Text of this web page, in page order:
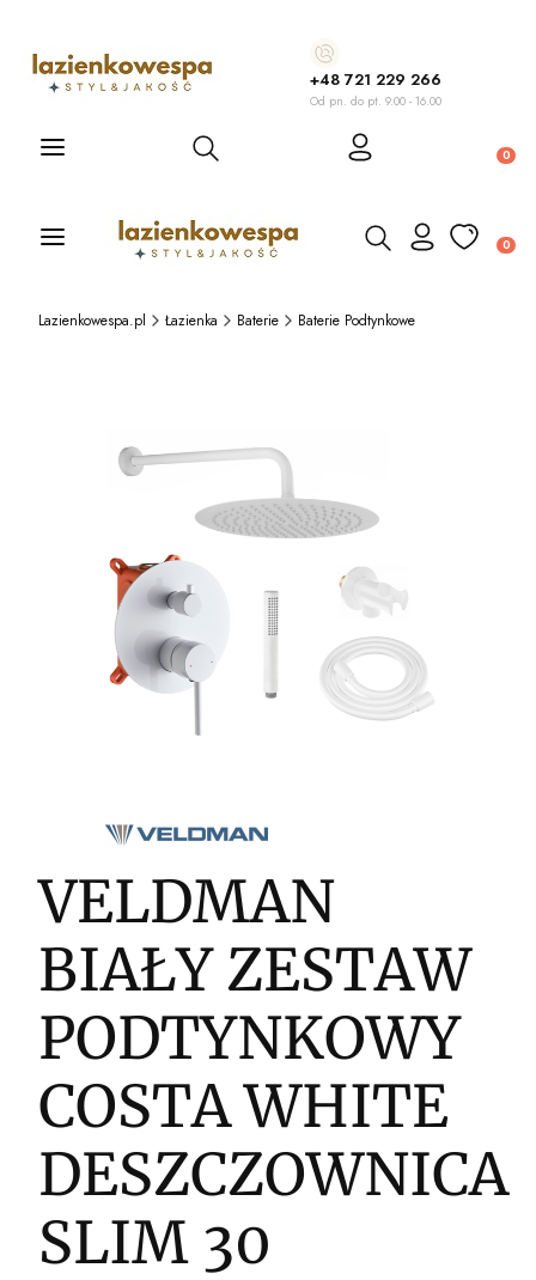
+48 721 229 266
Od pn. do pt. 9.00 - 16.00
Otwórz wyszukiwarkę
Otwórz wyszukiwarkę
Lazienkowespa.pl Łazienka Baterie Baterie Podtynkowe
VELDMAN
BIAŁY ZESTAW
PODTYNKOWY
COSTA WHITE
DESZCZOWNICA
SLIM 30